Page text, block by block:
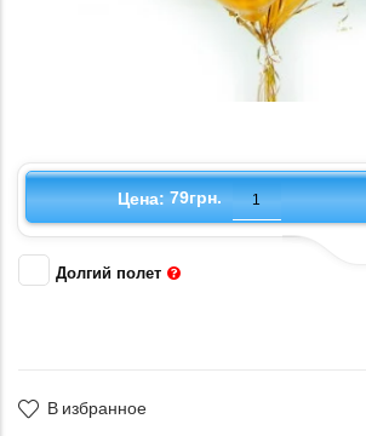
Цена: 79грн.
Долгий полет
В избранное